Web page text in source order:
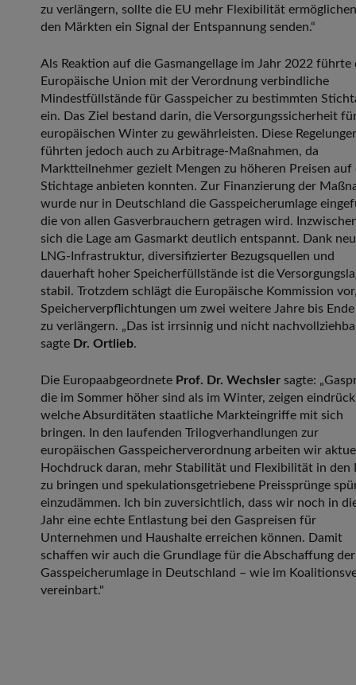
zu verlängern, sollte die EU mehr Flexibilität
den Märkten ein Signal der Entspannung senden.“
Als Reaktion auf die Gasmangellage im Jahr 2022 führte
Europäische Union mit der Verordnung verbindliche
Mindestfüllstände für Gasspeicher zu bestimmten
ein. Das Ziel bestand darin, die Versorgungssicherheit
europäischen Winter zu gewährleisten. Diese
führten jedoch auch zu Arbitrage-Maßnahmen, da
Marktteilnehmer gezielt Mengen zu höheren Preisen auf
Stichtage anbieten konnten. Zur Finanzierung der
wurde nur in Deutschland die Gasspeicherumlage
die von allen Gasverbrauchern getragen wird.
sich die Lage am Gasmarkt deutlich entspannt. Dank
LNG-Infrastruktur, diversifizierter Bezugsquellen und
dauerhaft hoher Speicherfüllstände ist die
stabil. Trotzdem schlägt die Europäische Kommission
Speicherverpflichtungen um zwei weitere Jahre bis
zu verlängern. „Das ist irrsinnig und nicht
sagte Dr. Ortlieb.
Die Europaabgeordnete Prof. Dr. Wechsler sagte:
die im Sommer höher sind als im Winter, zeigen
welche Absurditäten staatliche Markteingriffe mit sich
bringen. In den laufenden Trilogverhandlungen zur
europäischen Gasspeicherverordnung arbeiten wir
Hochdruck daran, mehr Stabilität und Flexibilität in den
zu bringen und spekulationsgetriebene Preissprünge
einzudämmen. Ich bin zuversichtlich, dass wir noch in
Jahr eine echte Entlastung bei den Gaspreisen für
Unternehmen und Haushalte erreichen können. Damit
schaffen wir auch die Grundlage für die Abschaffung der
Gasspeicherumlage in Deutschland – wie im
vereinbart."